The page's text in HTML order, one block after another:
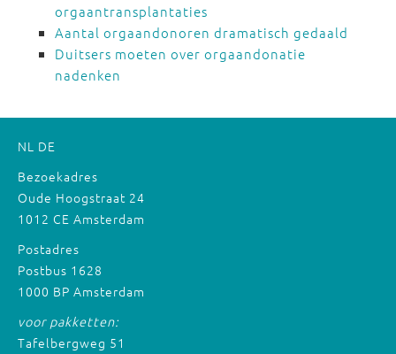
orgaantransplantaties
Aantal orgaandonoren dramatisch gedaald
Duitsers moeten over orgaandonatie
nadenken
NL DE
Bezoekadres
Oude Hoogstraat 24
1012 CE Amsterdam
Postadres
Postbus 1628
1000 BP Amsterdam
voor pakketten:
Tafelbergweg 51